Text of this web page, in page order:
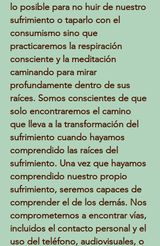
lo posible para no huir de nuestro
sufrimiento o taparlo con el
consumismo sino que
practicaremos la respiración
consciente y la meditación
caminando para mirar
profundamente dentro de sus
raíces. Somos conscientes de que
solo encontraremos el camino
que lleva a la transformación del
sufrimiento cuando hayamos
comprendido las raíces del
sufrimiento. Una vez que hayamos
comprendido nuestro propio
sufrimiento, seremos capaces de
comprender el de los demás. Nos
comprometemos a encontrar vías,
incluidos el contacto personal y el
uso del teléfono, audiovisuales, o